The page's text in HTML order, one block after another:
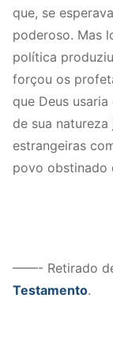
que, se
poderoso. Mas
política
forçou os
que Deus
de sua
estrangeiras
povo obstinado
——- Retirado
Testamento.